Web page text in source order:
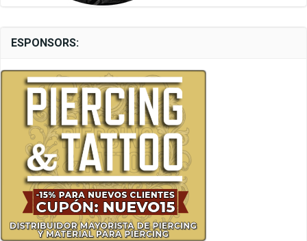
ESPONSORS: